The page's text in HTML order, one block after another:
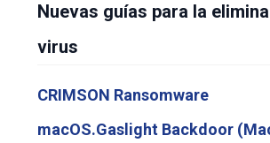
Nuevas guías para la
virus
CRIMSON Ransomware
macOS.Gaslight Backdoor